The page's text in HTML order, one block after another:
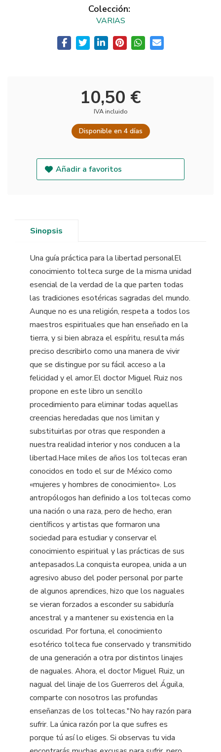
Colección:
VARIAS
10,50 €
IVA incluido
Disponible en 4 días
Añadir a favoritos
Sinopsis
Una guía práctica para la libertad personalEl
conocimiento tolteca surge de la misma unidad
esencial de la verdad de la que parten todas
las tradiciones esotéricas sagradas del mundo.
Aunque no es una religión, respeta a todos los
maestros espirituales que han enseñado en la
tierra, y si bien abraza el espíritu, resulta más
preciso describirlo como una manera de vivir
que se distingue por su fácil acceso a la
felicidad y el amor.El doctor Miguel Ruiz nos
propone en este libro un sencillo
procedimiento para eliminar todas aquellas
creencias heredadas que nos limitan y
substituirlas por otras que responden a
nuestra realidad interior y nos conducen a la
libertad.Hace miles de años los toltecas eran
conocidos en todo el sur de México como
«mujeres y hombres de conocimiento». Los
antropólogos han definido a los toltecas como
una nación o una raza, pero de hecho, eran
científicos y artistas que formaron una
sociedad para estudiar y conservar el
conocimiento espiritual y las prácticas de sus
antepasados.La conquista europea, unida a un
agresivo abuso del poder personal por parte
de algunos aprendices, hizo que los naguales
se vieran forzados a esconder su sabiduría
ancestral y a mantener su existencia en la
oscuridad. Por fortuna, el conocimiento
esotérico tolteca fue conservado y transmitido
de una generación a otra por distintos linajes
de naguales. Ahora, el doctor Miguel Ruiz, un
nagual del linaje de los Guerreros del Águila,
comparte con nosotros las profundas
enseñanzas de los toltecas."No hay razón para
sufrir. La única razón por la que sufres es
porque tú así lo eliges. Si observas tu vida